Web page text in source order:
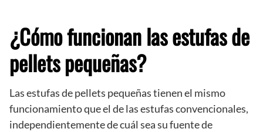
¿Cómo funcionan las estufas de
pellets pequeñas?
Las estufas de pellets pequeñas tienen el mismo
funcionamiento que el de las estufas convencionales,
independientemente de cuál sea su fuente de